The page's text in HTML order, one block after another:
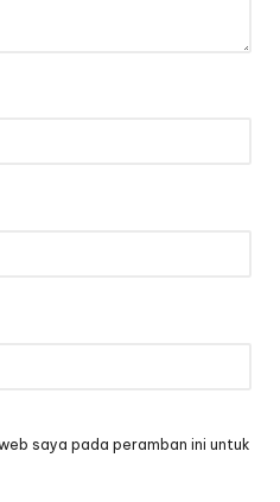
saya pada peramban ini untuk